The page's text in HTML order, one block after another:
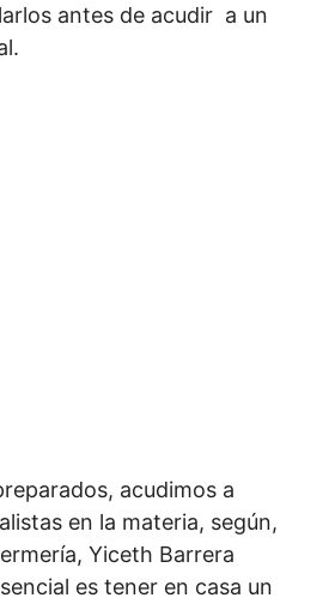
antes de acudir a un
acudimos a
en la materia, según,
Yiceth Barrera
es tener en casa un